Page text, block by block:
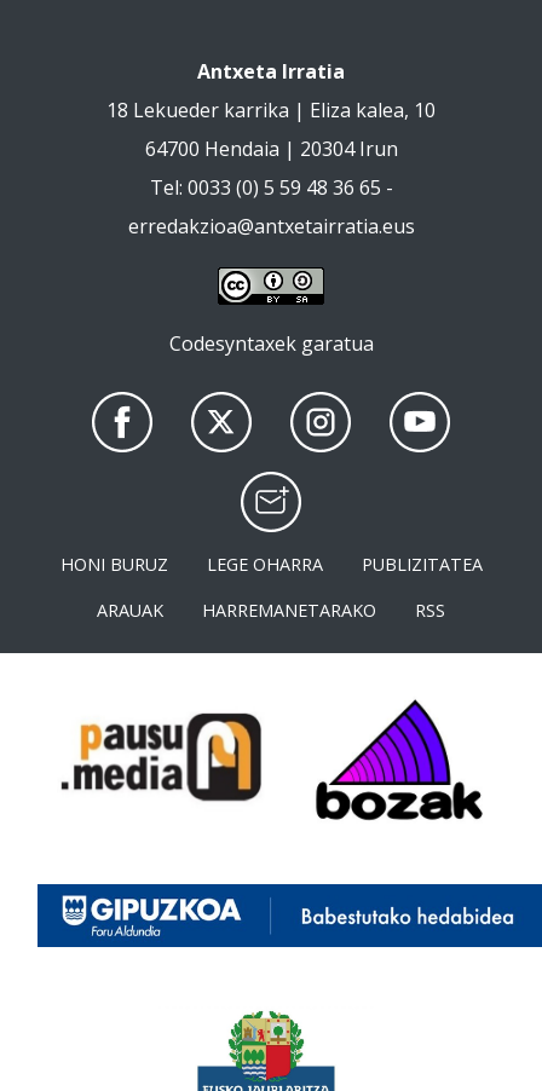
Antxeta Irratia
18 Lekueder karrika | Eliza kalea, 10
64700 Hendaia | 20304 Irun
Tel: 0033 (0) 5 59 48 36 65 -
erredakzioa@antxetairratia.eus
Codesyntaxek garatua
HONI BURUZ LEGE OHARRA
PUBLIZITATEA
ARAUAK
HARREMANETARAKO RSS